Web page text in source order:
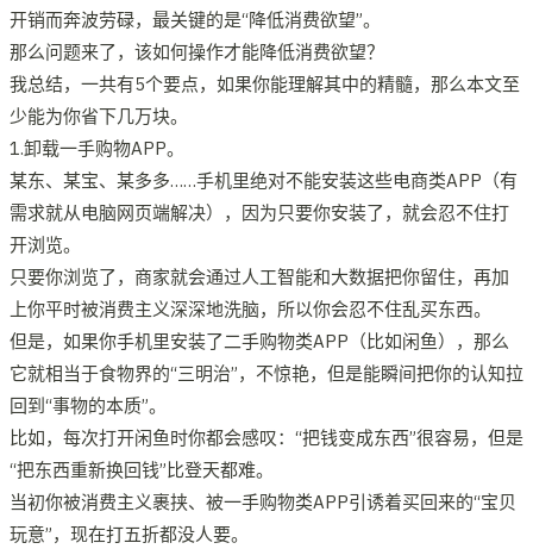
开销而奔波劳碌，最关键的是“降低消费欲望”。
那么问题来了，该如何操作才能降低消费欲望？
我总结，一共有5个要点，如果你能理解其中的精髓，那么本文至
少能为你省下几万块。
1.卸载一手购物APP。
某东、某宝、某多多……手机里绝对不能安装这些电商类APP（有
需求就从电脑网页端解决），因为只要你安装了，就会忍不住打
开浏览。
只要你浏览了，商家就会通过人工智能和大数据把你留住，再加
上你平时被消费主义深深地洗脑，所以你会忍不住乱买东西。
但是，如果你手机里安装了二手购物类APP（比如闲鱼），那么
它就相当于食物界的“三明治”，不惊艳，但是能瞬间把你的认知拉
回到“事物的本质”。
比如，每次打开闲鱼时你都会感叹：“把钱变成东西”很容易，但是
“把东西重新换回钱”比登天都难。
当初你被消费主义裹挟、被一手购物类APP引诱着买回来的“宝贝
玩意”，现在打五折都没人要。